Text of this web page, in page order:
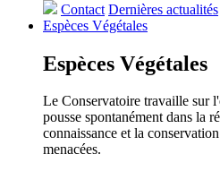
Contact Dernières actualités
Espèces Végétales
Espèces Végétales
Le Conservatoire travaille sur
pousse spontanément dans la
connaissance et la
menacées.